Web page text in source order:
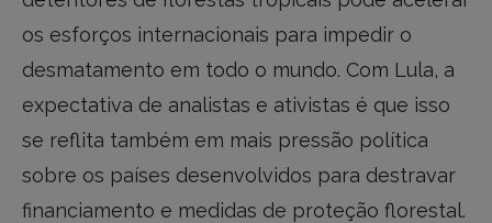
os esforços internacionais para impedir o
desmatamento em todo o mundo. Com Lula, a
expectativa de analistas e ativistas é que isso
se reflita também em mais pressão política
sobre os países desenvolvidos para destravar
financiamento e medidas de proteção florestal.